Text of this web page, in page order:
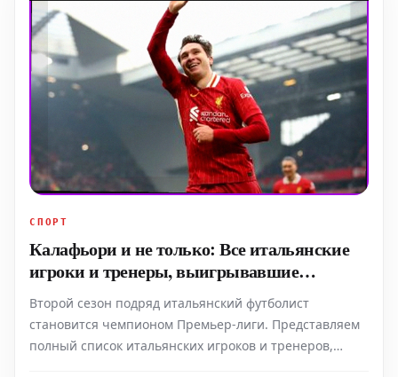
СПОРТ
Калафьори и не только: Все итальянские
игроки и тренеры, выигрывавшие
Премьер-лигу
Второй сезон подряд итальянский футболист
становится чемпионом Премьер-лиги. Представляем
полный список итальянских игроков и тренеров,